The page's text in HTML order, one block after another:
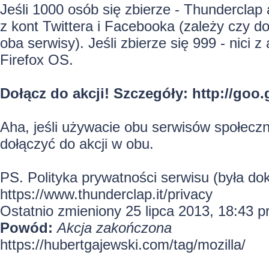
Jeśli 1000 osób się zbierze -
z kont Twittera i Facebooka (zależy czy
oba serwisy). Jeśli zbierze się 999 - nici
Firefox OS.
Dołącz do akcji! Szczegóły: http://
Aha, jeśli używacie obu serwisów
dołączyć do akcji w obu.
PS. Polityka prywatności serwisu (była
https://www.thunderclap.it/privacy
Ostatnio zmieniony 25 lipca 2013, 18:43
Powód: Akcja zakończona
https://hubertgajewski.com/tag/mozilla/